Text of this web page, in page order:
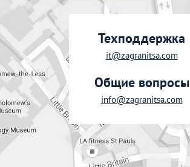
Техподдержка
it@zagranitsa.com
Общие вопросы
info@zagranitsa.com